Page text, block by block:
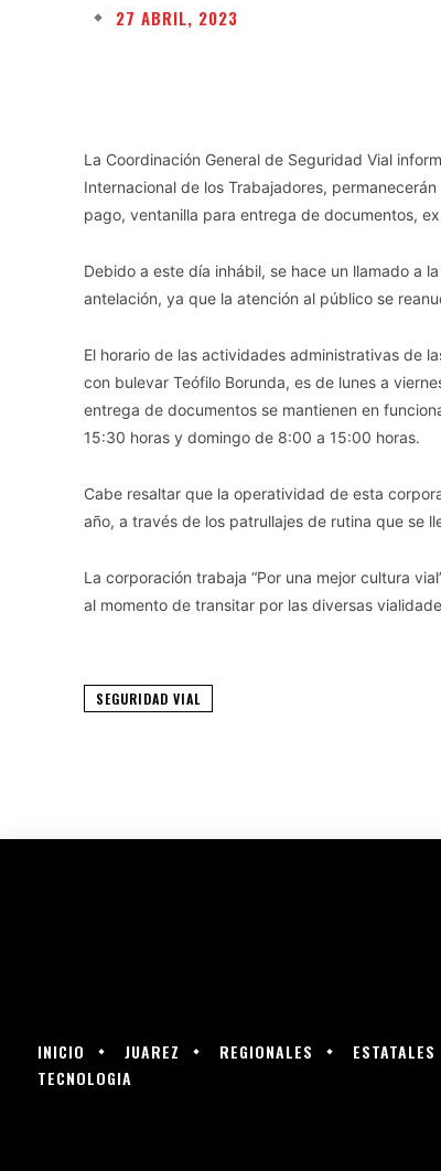
27 ABRIL, 2023
La Coordinación General de Seguridad Vial
Internacional de los Trabajadores,
pago, ventanilla para entrega de documentos,
Debido a este día inhábil, se hace un llamado a
antelación, ya que la atención al público se
El horario de las actividades administrativas de
con bulevar Teófilo Borunda, es de lunes a
entrega de documentos se mantienen en
15:30 horas y domingo de 8:00 a 15:00 horas.
Cabe resaltar que la operatividad de esta
año, a través de los patrullajes de rutina que se
La corporación trabaja “Por una mejor cultura
al momento de transitar por las diversas
SEGURIDAD VIAL
INICIO JUAREZ REGIONALES ESTATALES
TECNOLOGIA